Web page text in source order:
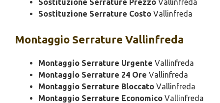
Sostituzione Serrature Prezzo Vallinfreda
Sostituzione Serrature Costo Vallinfreda
Montaggio Serrature Vallinfreda
Montaggio Serrature Urgente Vallinfreda
Montaggio Serrature 24 Ore Vallinfreda
Montaggio Serrature Bloccato Vallinfreda
Montaggio Serrature Economico Vallinfreda